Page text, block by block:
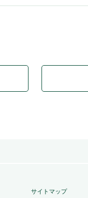
サイトマップ